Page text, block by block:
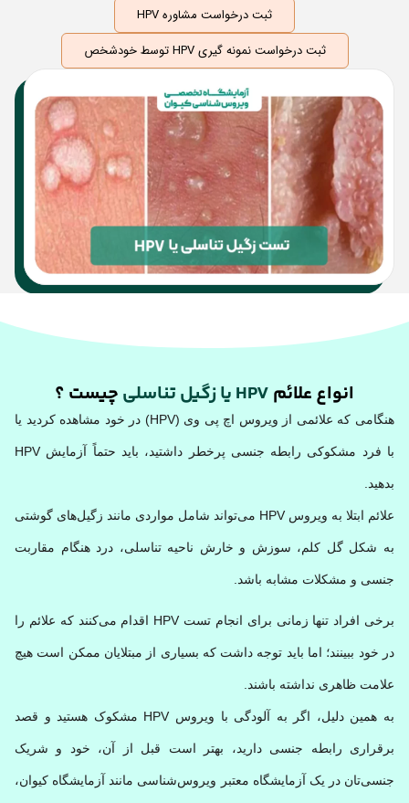
ثبت درخواست مشاوره HPV
ثبت درخواست نمونه گیری HPV توسط خودشخص
انواع علائمHPV یا زگیل تناسلی چیست ؟
هنگامی که علائمی از ویروس اچ پی وی (HPV) در خود مشاهده کردید یا
با فرد مشکوکی رابطه جنسی پرخطر داشتید، باید حتماً آزمایش HPV
بدهید.
علائم ابتلا به ویروس HPV می‌تواند شامل مواردی مانند زگیل‌های گوشتی
به شکل گل کلم، سوزش و خارش ناحیه تناسلی، درد هنگام مقاربت
جنسی و مشکلات مشابه باشد.
برخی افراد تنها زمانی برای انجام تست HPV اقدام می‌کنند که علائم را
در خود ببینند؛ اما باید توجه داشت که بسیاری از مبتلایان ممکن است هیچ
علامت ظاهری نداشته باشند.
به همین دلیل، اگر به آلودگی با ویروس HPV مشکوک هستید و قصد
برقراری رابطه جنسی دارید، بهتر است قبل از آن، خود و شریک
جنسی‌تان در یک آزمایشگاه معتبر ویروس‌شناسی مانند آزمایشگاه کیوان،